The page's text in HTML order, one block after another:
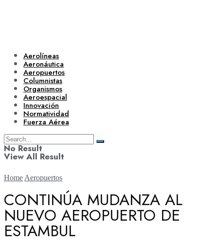
Aerolíneas
Aeronáutica
Aeropuertos
Columnistas
Organismos
Aeroespacial
Innovación
Normatividad
Fuerza Aérea
No Result
View All Result
Aerolíneas
Home Aeropuertos
CONTINÚA MUDANZA AL
NUEVO AEROPUERTO DE
ESTAMBUL